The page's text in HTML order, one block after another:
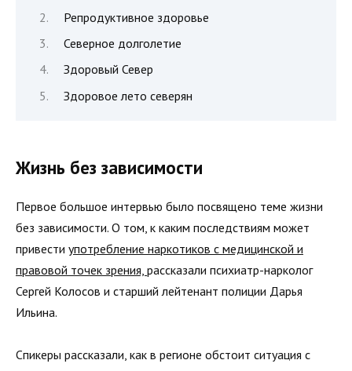
Репродуктивное здоровье
Северное долголетие
Здоровый Север
Здоровое лето северян
Жизнь без зависимости
Первое большое интервью было посвящено теме жизни
без зависимости. О том, к каким последствиям может
привести употребление наркотиков с медицинской и
правовой точек зрения, рассказали психиатр-нарколог
Сергей Колосов и старший лейтенант полиции Дарья
Ильина.
Спикеры рассказали, как в регионе обстоит ситуация с